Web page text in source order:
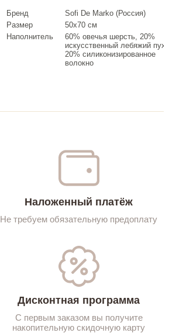
Бренд
Sofi De Marko (Россия)
Размер
50х70 см
Наполнитель
60% овечья шерсть, 20%
искусственный лебяжий пух,
20% силиконизированное
волокно
Наложенный платёж
Не требуем обязательную предоплату
Дисконтная программа
С первым заказом вы получите
накопительную скидочную карту